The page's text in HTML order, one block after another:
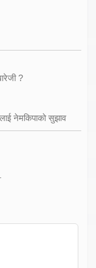
?
नेमकिपाको सुझाव